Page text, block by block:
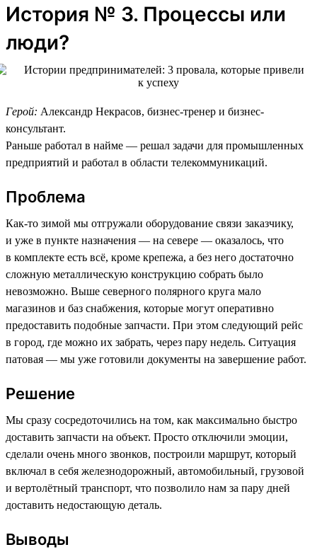
История № 3. Процессы или
люди?
Герой: Александр Некрасов, бизнес-тренер и бизнес-
консультант.
Раньше работал в найме — решал задачи для промышленных
предприятий и работал в области телекоммуникаций.
Проблема
Как-то зимой мы отгружали оборудование связи заказчику,
и уже в пункте назначения — на севере — оказалось, что
в комплекте есть всё, кроме крепежа, а без него достаточно
сложную металлическую конструкцию собрать было
невозможно. Выше северного полярного круга мало
магазинов и баз снабжения, которые могут оперативно
предоставить подобные запчасти. При этом следующий рейс
в город, где можно их забрать, через пару недель. Ситуация
патовая — мы уже готовили документы на завершение работ.
Решение
Мы сразу сосредоточились на том, как максимально быстро
доставить запчасти на объект. Просто отключили эмоции,
сделали очень много звонков, построили маршрут, который
включал в себя железнодорожный, автомобильный, грузовой
и вертолётный транспорт, что позволило нам за пару дней
доставить недостающую деталь.
Выводы